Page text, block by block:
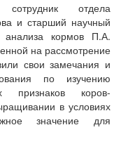
отдела
и старший научный
анализа кормов П.А.
на рассмотрение
свои замечания и
по изучению
признаков коров-
в условиях
значение для